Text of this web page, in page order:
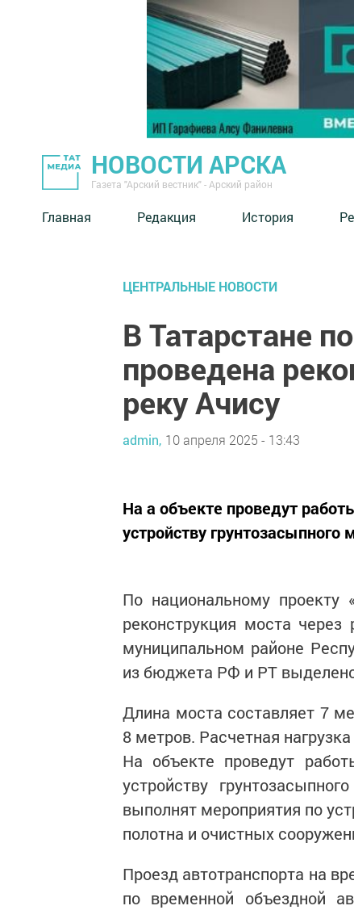
НОВОСТИ АРСКА
Газета "Арский вестник" - Арский район
Главная Редакция История
ЦЕНТРАЛЬНЫЕ НОВОСТИ
В Татарстане
проведена
реку Ачису
admin, 10 апреля 2025 - 13:43
На а объекте проведут
устройству грунтозасыпного
По национальному проекту
реконструкция моста
муниципальном районе
из бюджета РФ и РТ
Длина моста составляет 7
8 метров. Расчетная
На объекте проведут
устройству
выполнят мероприятия по
полотна и очистных
Проезд автотранспорта на
по временной объездной